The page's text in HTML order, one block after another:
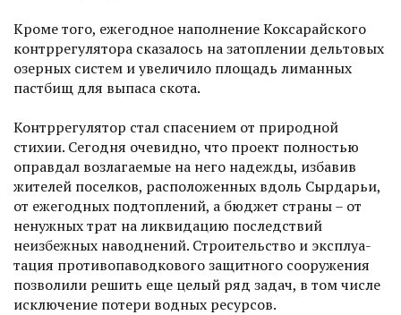
Кроме того, ежегодное наполнение Коксарайского
контррегулятора сказалось на затоплении дельтовых
озерных систем и увеличило площадь лиманных
пастбищ для выпаса скота.
Контррегулятор стал спасением от природной
стихии. Сегодня очевидно, что проект полностью
оправдал возлагаемые на него надежды, избавив
жителей поселков, расположенных вдоль Сырдарьи,
от ежегодных подтоплений, а бюджет страны – от
ненужных трат на ликвидацию последствий
неизбежных наводнений. Строительство и эксплуа­
тация противопаводкового защитного сооружения
позволили решить еще целый ряд задач, в том числе
исключение потери водных ресурсов.